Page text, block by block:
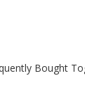
Bought